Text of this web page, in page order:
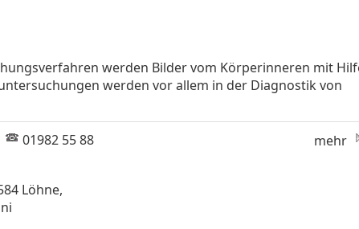
werden Bilder vom Körperinneren mit
werden vor allem in der Diagnostik von
01982 55 88 mehr
Löhne,